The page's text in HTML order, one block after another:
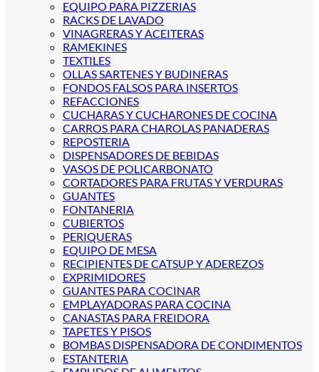
EQUIPO PARA PIZZERIAS
RACKS DE LAVADO
VINAGRERAS Y ACEITERAS
RAMEKINES
TEXTILES
OLLAS SARTENES Y BUDINERAS
FONDOS FALSOS PARA INSERTOS
REFACCIONES
CUCHARAS Y CUCHARONES DE COCINA
CARROS PARA CHAROLAS PANADERAS
REPOSTERIA
DISPENSADORES DE BEBIDAS
VASOS DE POLICARBONATO
CORTADORES PARA FRUTAS Y VERDURAS
GUANTES
FONTANERIA
CUBIERTOS
PERIQUERAS
EQUIPO DE MESA
RECIPIENTES DE CATSUP Y ADEREZOS
EXPRIMIDORES
GUANTES PARA COCINAR
EMPLAYADORAS PARA COCINA
CANASTAS PARA FREIDORA
TAPETES Y PISOS
BOMBAS DISPENSADORA DE CONDIMENTOS
ESTANTERIA